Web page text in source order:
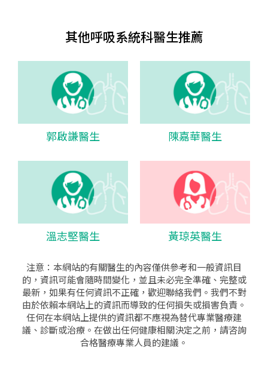
其他呼吸系統科醫生推薦
郭啟謙醫生 陳嘉華醫生
溫志堅醫生 黃琼英醫生
注意：本網站的有關醫生的內容僅供參考和一般資訊目
的，資訊可能會隨時間變化，並且未必完全準確、完整或
最新，如果有任何資訊不正確，歡迎聯絡我們。我們不對
由於依賴本網站上的資訊而導致的任何損失或損害負責。
任何在本網站上提供的資訊都不應視為替代專業醫療建
議、診斷或治療。在做出任何健康相關決定之前，請咨詢
合格醫療專業人員的建議。